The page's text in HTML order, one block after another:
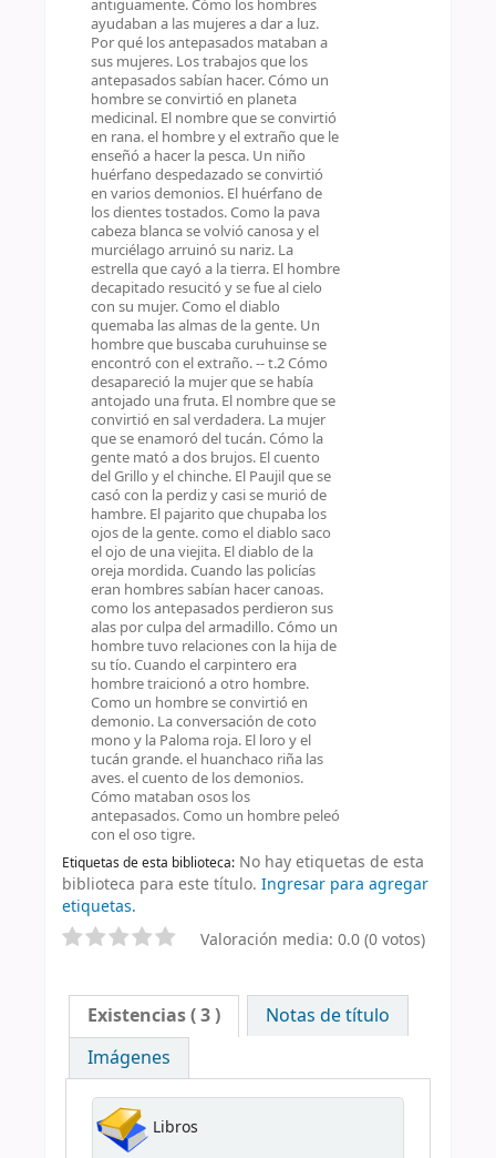
antiguamente. Cómo los hombres
ayudaban a las mujeres a dar a luz.
Por qué los antepasados mataban a
sus mujeres. Los trabajos que los
antepasados sabían hacer. Cómo un
hombre se convirtió en planeta
medicinal. El nombre que se convirtió
en rana. el hombre y el extraño que le
enseñó a hacer la pesca. Un niño
huérfano despedazado se convirtió
en varios demonios. El huérfano de
los dientes tostados. Como la pava
cabeza blanca se volvió canosa y el
murciélago arruinó su nariz. La
estrella que cayó a la tierra. El hombre
decapitado resucitó y se fue al cielo
con su mujer. Como el diablo
quemaba las almas de la gente. Un
hombre que buscaba curuhuinse se
encontró con el extraño. -- t.2 Cómo
desapareció la mujer que se había
antojado una fruta. El nombre que se
convirtió en sal verdadera. La mujer
que se enamoró del tucán. Cómo la
gente mató a dos brujos. El cuento
del Grillo y el chinche. El Paujil que se
casó con la perdiz y casi se murió de
hambre. El pajarito que chupaba los
ojos de la gente. como el diablo saco
el ojo de una viejita. El diablo de la
oreja mordida. Cuando las policías
eran hombres sabían hacer canoas.
como los antepasados perdieron sus
alas por culpa del armadillo. Cómo un
hombre tuvo relaciones con la hija de
su tío. Cuando el carpintero era
hombre traicionó a otro hombre.
Como un hombre se convirtió en
demonio. La conversación de coto
mono y la Paloma roja. El loro y el
tucán grande. el huanchaco riña las
aves. el cuento de los demonios.
Cómo mataban osos los
antepasados. Como un hombre peleó
con el oso tigre.
Etiquetas de esta biblioteca: No hay etiquetas de esta
biblioteca para este título. Ingresar para agregar
etiquetas.
Valoración media: 0.0 (0 votos)
Existencias( 3 )
Notas de título
Imágenes
Libros